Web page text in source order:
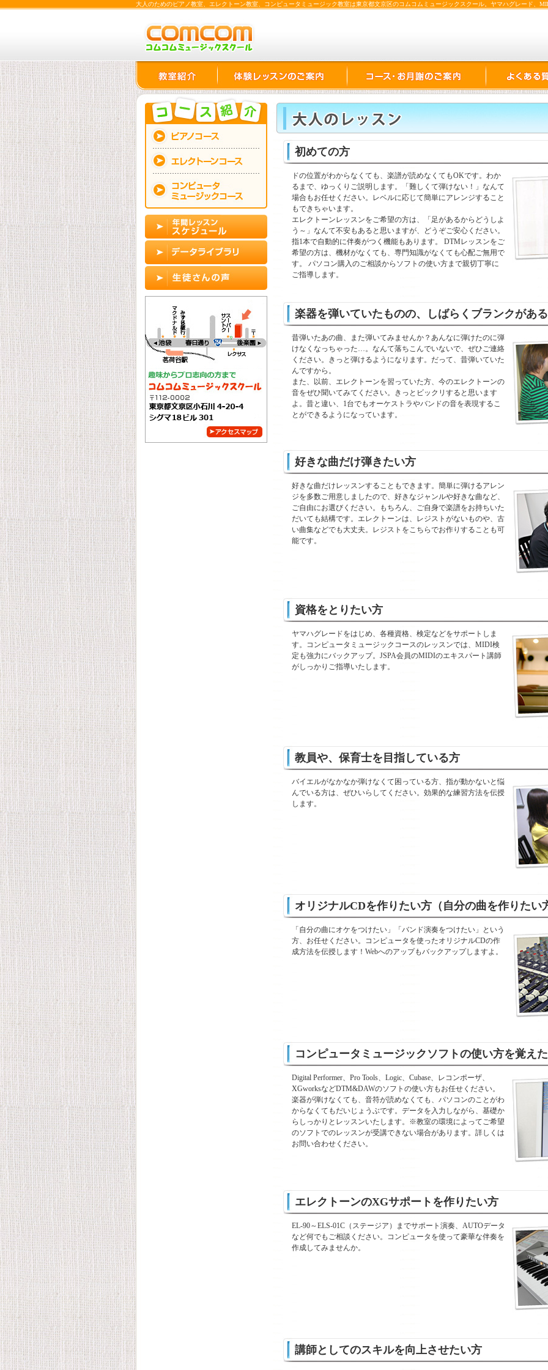
大人のためのピアノ教室、エレクトーン教室、コンピュータミュージック教室は東京都文京区のコムコムミュージックスクール。ヤマハグレード、
初めての方
ドの位置がわからなくても、楽譜が読めなくてもOKです。わか
るまで、ゆっくりご説明します。「難しくて弾けない！」なんて
場合もお任せください。レベルに応じて簡単にアレンジすること
もできちゃいます。
エレクトーンレッスンをご希望の方は、「足があるからどうしよ
う～」なんて不安もあると思いますが、どうぞご安心ください。
指1本で自動的に伴奏がつく機能もあります。 DTMレッスンをご
希望の方は、機材がなくても、専門知識がなくても心配ご無用で
す。 パソコン購入のご相談からソフトの使い方まで親切丁寧に
ご指導します。
楽器を弾いていたものの、しばらくブランクがあ
昔弾いたあの曲、また弾いてみませんか？あんなに弾けたのに弾
けなくなっちゃった…。なんて落ちこんでいないで、ぜひご連絡
ください。きっと弾けるようになります。だって、昔弾いていた
んですから。
また、以前、エレクトーンを習っていた方、今のエレクトーンの
音をぜひ聞いてみてください。きっとビックリすると思います
よ。昔と違い、1台でもオーケストラやバンドの音を表現するこ
とができるようになっています。
好きな曲だけ弾きたい方
好きな曲だけレッスンすることもできます。簡単に弾けるアレン
ジを多数ご用意しましたので、好きなジャンルや好きな曲など、
ご自由にお選びください。もちろん、ご自身で楽譜をお持ちいた
だいても結構です。エレクトーンは、レジストがないものや、古
い曲集などでも大丈夫。レジストをこちらでお作りすることも可
能です。
資格をとりたい方
ヤマハグレードをはじめ、各種資格、検定などをサポートしま
す。コンピュータミュージックコースのレッスンでは、MIDI検
定も強力にバックアップ。JSPA会員のMIDIのエキスパート講師
がしっかりご指導いたします。
教員や、保育士を目指している方
バイエルがなかなか弾けなくて困っている方、指が動かないと悩
んでいる方は、ぜひいらしてください。効果的な練習方法を伝授
します。
オリジナルCDを作りたい方（自分の曲を作りたい
「自分の曲にオケをつけたい」「バンド演奏をつけたい」という
方、お任せください。コンピュータを使ったオリジナルCDの作
成方法を伝授します！Webへのアップもバックアップしますよ。
コンピュータミュージックソフトの使い方を覚え
Digital Performer、Pro Tools、Logic、Cubase、レコンポーザ、
XGworksなどDTM&DAWのソフトの使い方もお任せください。
楽器が弾けなくても、音符が読めなくても、パソコンのことがわ
からなくてもだいじょうぶです。データを入力しながら、基礎か
らしっかりとレッスンいたします。※教室の環境によってご希望
のソフトでのレッスンが受講できない場合があります。詳しくは
お問い合わせください。
エレクトーンのXGサポートを作りたい方
EL-90～ELS-01C（ステージア）までサポート演奏、AUTOデータ
など何でもご相談ください。コンピュータを使って豪華な伴奏を
作成してみませんか。
講師としてのスキルを向上させたい方